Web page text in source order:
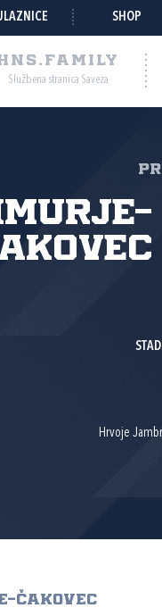
SHOP
Službena stranica Saveza
Hrvoje
ČAKOVEC